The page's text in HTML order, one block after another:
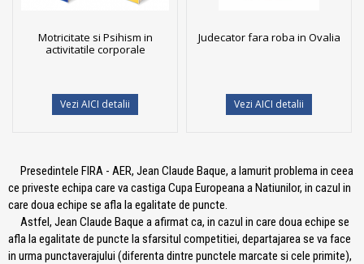
Motricitate si Psihism in
activitatile corporale
Vezi AICI detalii
Judecator fara roba in Ovalia
Vezi AICI detalii
Presedintele FIRA - AER, Jean Claude Baque, a lamurit problema in ceea
ce priveste echipa care va castiga Cupa Europeana a Natiunilor, in cazul in
care doua echipe se afla la egalitate de puncte.
Astfel, Jean Claude Baque a afirmat ca, in cazul in care doua echipe se
afla la egalitate de puncte la sfarsitul competitiei, departajarea se va face
in urma punctaverajului (diferenta dintre punctele marcate si cele primite),